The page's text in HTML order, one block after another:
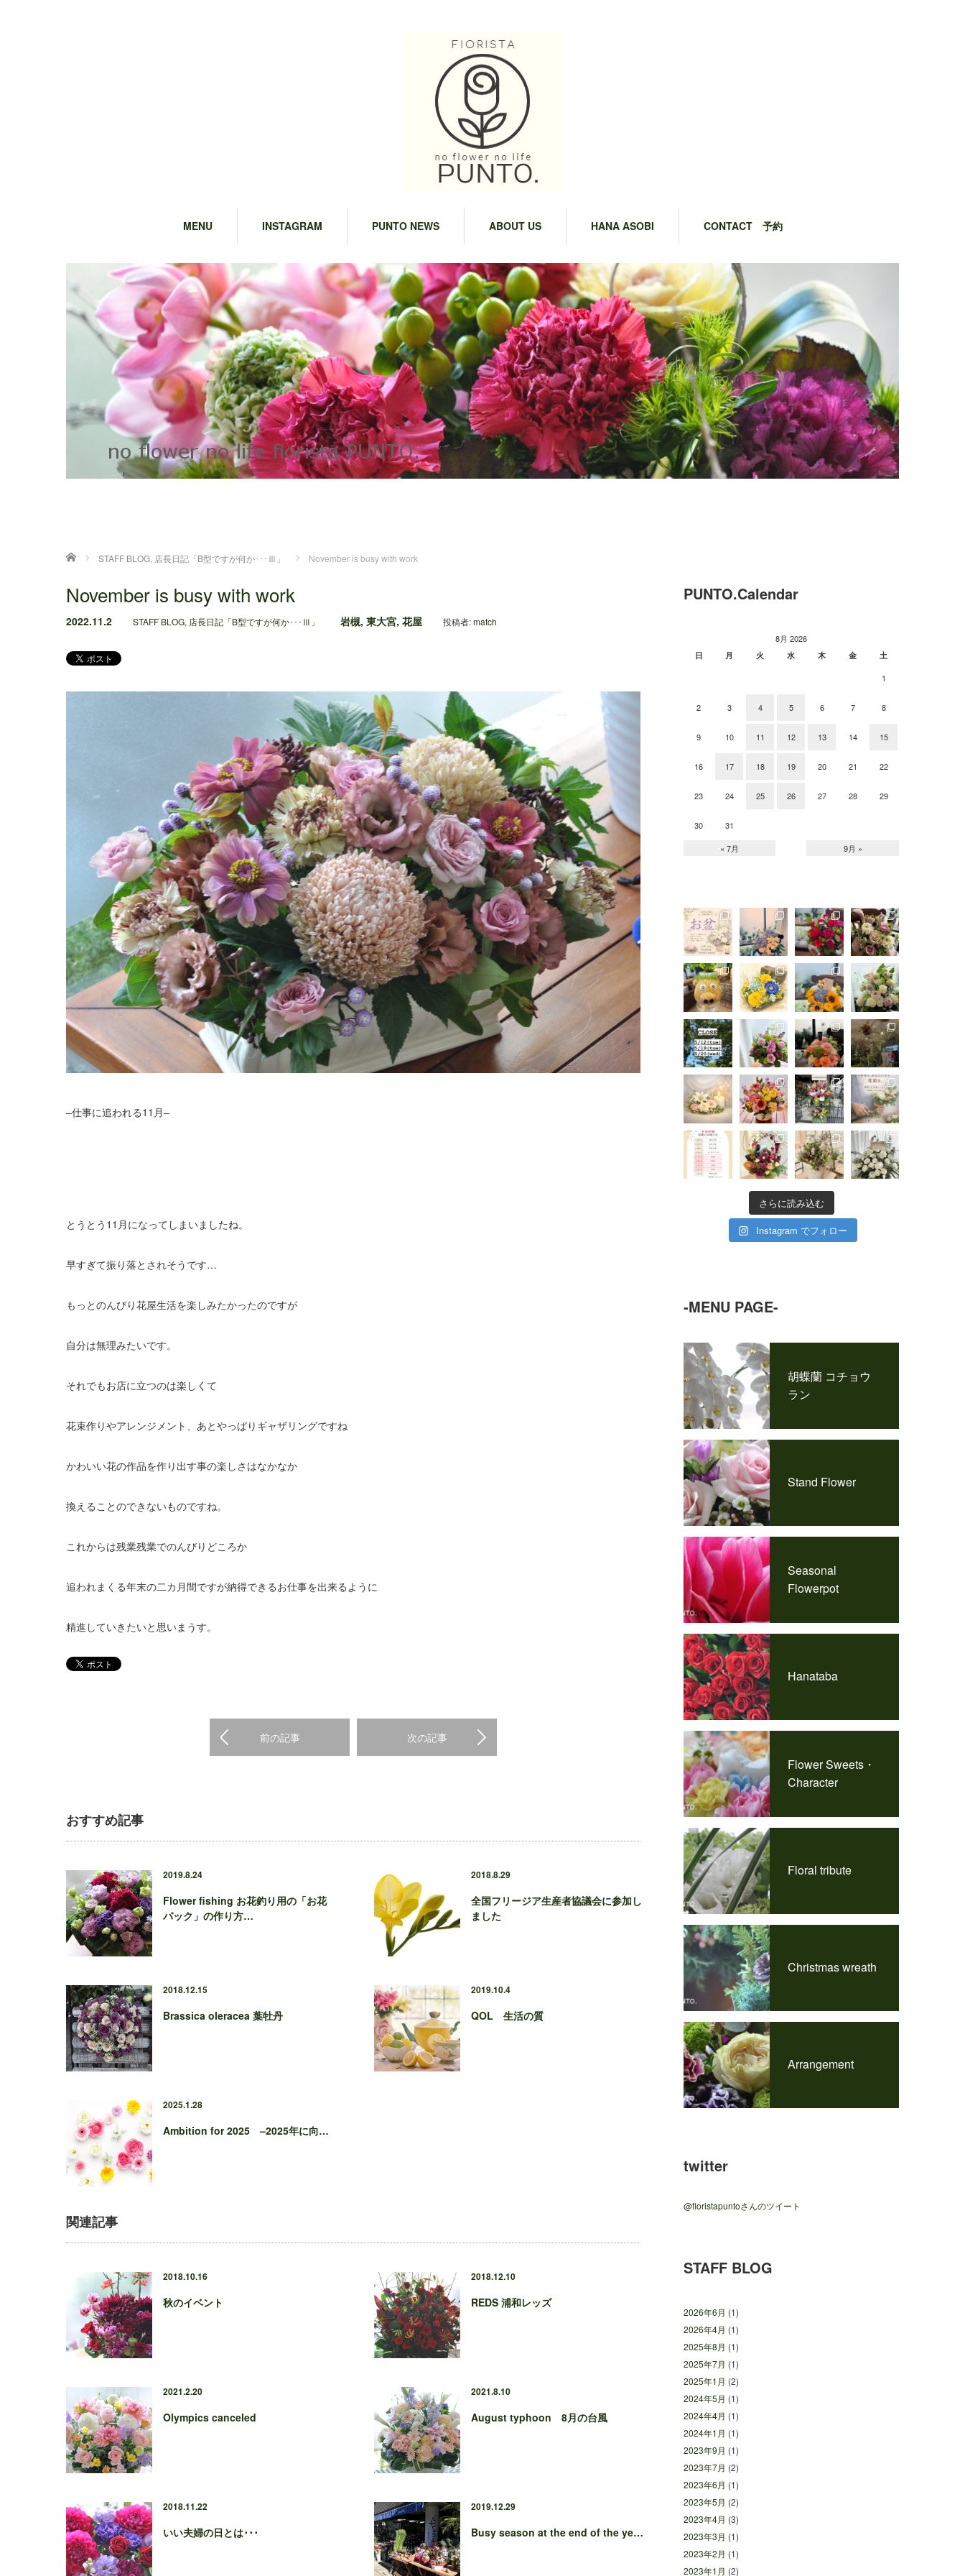
MENU INSTAGRAM PUNTO NEWS ABOUT US HANA ASOBI CONTACT 予約
ホーム STAFF BLOG, 店長日記「B型ですが何か･･･Ⅲ」 November is busy with work
November is busy with work
2022.11.2 STAFF BLOG, 店長日記「B型ですが何か･･･Ⅲ」 岩槻, 東大宮, 花屋 投稿者:match
–仕事に追われる11月–
とうとう11月になってしまいましたね。
早すぎて振り落とされそうです…
もっとのんびり花屋生活を楽しみたかったのですが
自分は無理みたいです。
それでもお店に立つのは楽しくて
花束作りやアレンジメント、あとやっぱりギャザリングですね
かわいい花の作品を作り出す事の楽しさはなかなか
換えることのできないものですね。
これからは残業残業でのんびりどころか
追われまくる年末の二カ月間ですが納得できるお仕事を出来るように
精進していきたいと思いまうす。
前の記事 次の記事
おすすめ記事
2019.8.24
Flower fishing お花釣り用の「お花
パック」の作り方…
2018.8.29
全国フリージア生産者協議会に参加し
ました
2018.12.15
Brassica oleracea 葉牡丹
2019.10.4
QOL 生活の質
2025.1.28
Ambition for 2025 –2025年に向…
関連記事
2018.10.16
秋のイベント
2018.12.10
REDS 浦和レッズ
2021.2.20
Olympics canceled
2021.8.10
August typhoon 8月の台風
2018.11.22
いい夫婦の日とは･･･
2019.12.29
Busy season at the end of the ye…
PUNTO.Calendar
8月 2026
日 月 火 水 木 金 土
1
2 3 4 5 6 7 8
9 10 11 12 13 14 15
16 17 18 19 20 21 22
23 24 25 26 27 28 29
30
31
« 7月
9月 »
さらに読み込む
Instagram でフォロー
-MENU PAGE-
胡蝶蘭 コチョウ
ラン
Stand Flower
Seasonal
Flowerpot
Hanataba
Flower Sweets・
Character
Floral tribute
Christmas wreath
Arrangement
twitter
@fioristapuntoさんのツイート
STAFF BLOG
2026年6月 (1)
2026年4月 (1)
2025年8月 (1)
2025年7月 (1)
2025年1月 (2)
2024年5月 (1)
2024年4月 (1)
2024年1月 (1)
2023年9月 (1)
2023年7月 (2)
2023年6月 (1)
2023年5月 (2)
2023年4月 (3)
2023年3月 (1)
2023年2月 (1)
2023年1月 (2)